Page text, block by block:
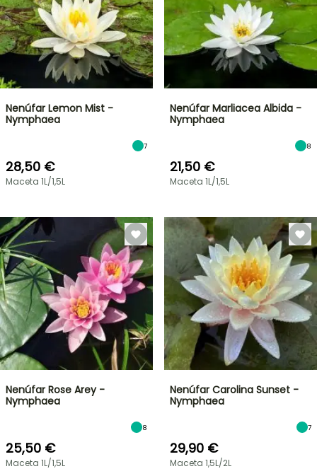
Nenúfar Lemon Mist -
Nymphaea
7
28,50 €
Maceta 1L/1,5L
Nenúfar Marliacea Albida -
Nymphaea
8
21,50 €
Maceta 1L/1,5L
Nenúfar Rose Arey -
Nymphaea
8
25,50 €
Maceta 1L/1,5L
Nenúfar Carolina Sunset -
Nymphaea
7
29,90 €
Maceta 1,5L/2L